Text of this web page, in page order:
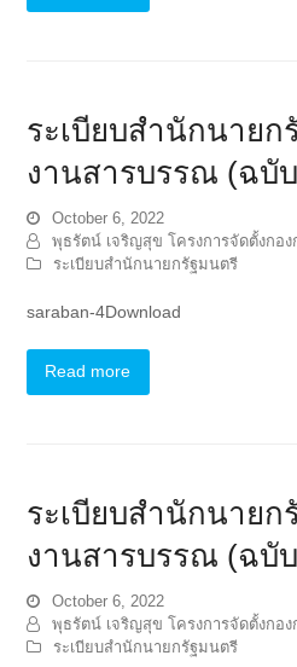
ระเบียบสำนักนายก
งานสารบรรณ (ฉบั
October 6, 2022
พุธรัตน์ เจริญสุข โครงการจัดตั้งกอ
ระเบียบสำนักนายกรัฐมนตรี
saraban-4Download
Read more
ระเบียบสำนักนายก
งานสารบรรณ (ฉบั
October 6, 2022
พุธรัตน์ เจริญสุข โครงการจัดตั้งกอ
ระเบียบสำนักนายกรัฐมนตรี